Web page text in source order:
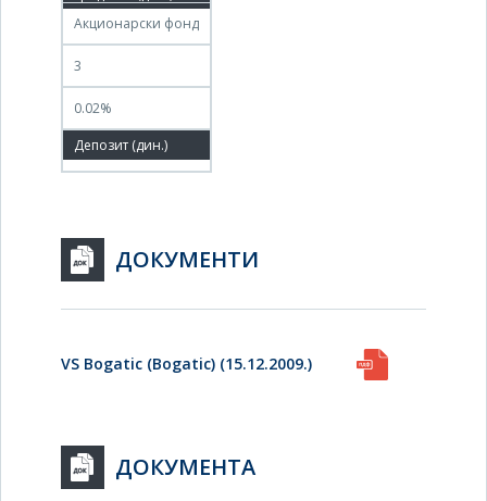
Акционарски фонд
3
0.02%
100.00%
ДОКУМЕНТИ
VS Bogatic (Bogatic) (15.12.2009.)
ДОКУМЕНТА